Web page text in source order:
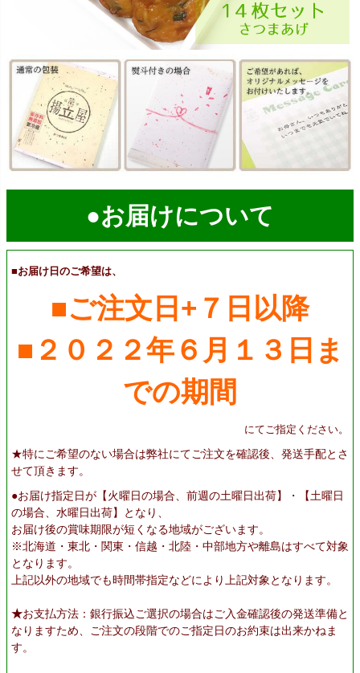
●お届けについて
■お届け日のご希望は、
■ご注文日+７日以降
■２０２２年６月１３日ま
での期間
にてご指定ください。
★特にご希望のない場合は弊社にてご注文を確認後、発送手配とさ
せて頂きます。
●お届け指定日が【火曜日の場合、前週の土曜日出荷】・【土曜日
の場合、水曜日出荷】となり、
お届け後の賞味期限が短くなる地域がございます。
※北海道・東北・関東・信越・北陸・中部地方や離島はすべて対象
となります。
上記以外の地域でも時間帯指定などにより上記対象となります。
★お支払方法：銀行振込ご選択の場合はご入金確認後の発送準備と
なりますため、ご注文の段階でのご指定日のお約束は出来かねま
す。